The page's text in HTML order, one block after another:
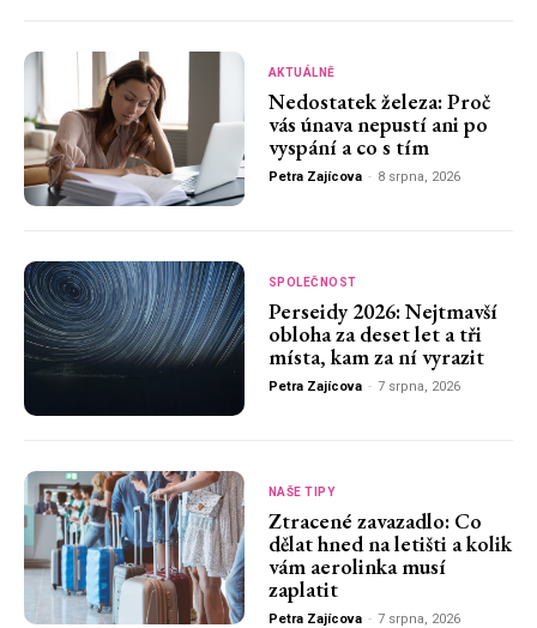
AKTUÁLNĚ
Nedostatek železa: Proč
vás únava nepustí ani po
vyspání a co s tím
Petra Zajícova - 8 srpna, 2026
SPOLEČNOST
Perseidy 2026: Nejtmavší
obloha za deset let a tři
místa, kam za ní vyrazit
Petra Zajícova - 7 srpna, 2026
NAŠE TIPY
Ztracené zavazadlo: Co
dělat hned na letišti a kolik
vám aerolinka musí
zaplatit
Petra Zajícova - 7 srpna, 2026